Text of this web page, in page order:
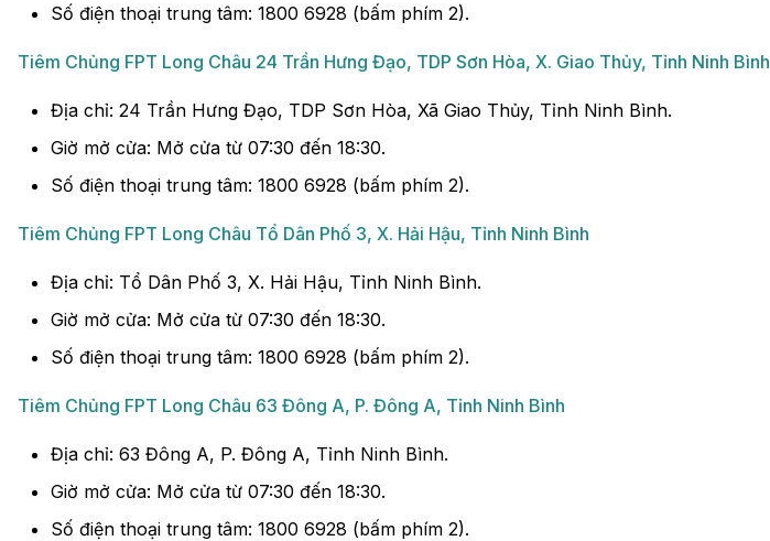
Số điện thoại trung tâm: 1800 6928 (bấm phím 2).
Tiêm Chủng FPT Long Châu 24 Trần Hưng Đạo, TDP Sơn Hòa, X. Giao Thủy, Tỉnh Ninh Bình
Địa chỉ: 24 Trần Hưng Đạo, TDP Sơn Hòa, Xã Giao Thủy, Tỉnh Ninh Bình.
Giờ mở cửa: Mở cửa từ 07:30 đến 18:30.
Số điện thoại trung tâm: 1800 6928 (bấm phím 2).
Tiêm Chủng FPT Long Châu Tổ Dân Phố 3, X. Hải Hậu, Tỉnh Ninh Bình
Địa chỉ: Tổ Dân Phố 3, X. Hải Hậu, Tỉnh Ninh Bình.
Giờ mở cửa: Mở cửa từ 07:30 đến 18:30.
Số điện thoại trung tâm: 1800 6928 (bấm phím 2).
Tiêm Chủng FPT Long Châu 63 Đông A, P. Đông A, Tỉnh Ninh Bình
Địa chỉ: 63 Đông A, P. Đông A, Tỉnh Ninh Bình.
Giờ mở cửa: Mở cửa từ 07:30 đến 18:30.
Số điện thoại trung tâm: 1800 6928 (bấm phím 2).